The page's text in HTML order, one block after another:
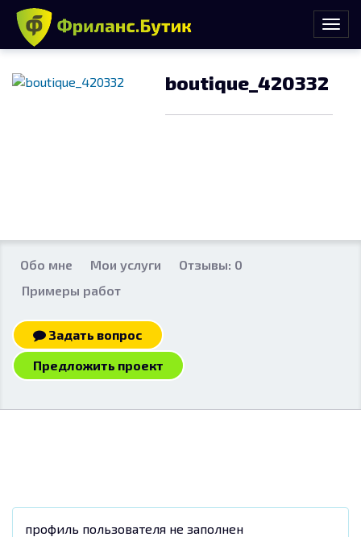
boutique_420332
Обо мне Мои услуги
Отзывы: 0
Примеры работ
Задать вопрос
Предложить проект
профиль пользователя не заполнен